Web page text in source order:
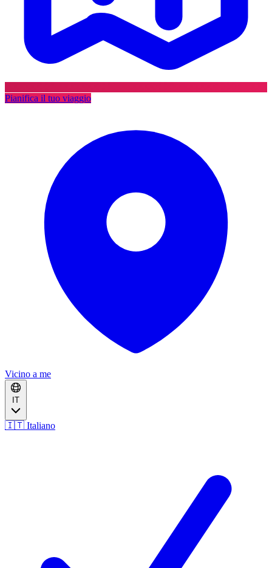
Pianifica il tuo viaggio
Vicino a me
IT
🇮🇹 Italiano